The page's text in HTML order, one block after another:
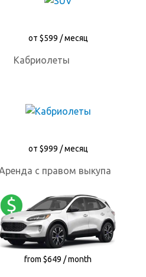
от $599 / месяц
Кабриолеты
от $999 / месяц
с правом выкупа
from $649 / month